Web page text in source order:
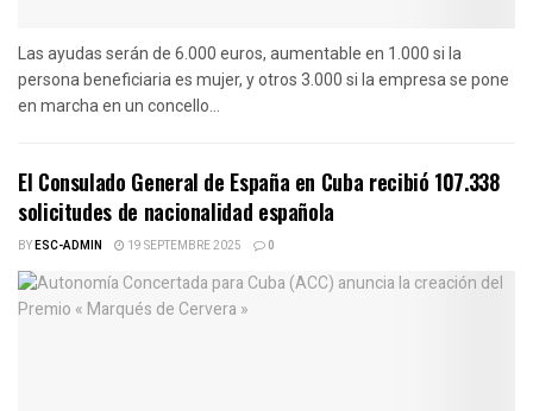
Las ayudas serán de 6.000 euros, aumentable en 1.000 si la
persona beneficiaria es mujer, y otros 3.000 si la empresa se pone
en marcha en un concello...
El Consulado General de España en Cuba recibió 107.338
solicitudes de nacionalidad española
BYESC-ADMIN 19 SEPTEMBRE 2025 0